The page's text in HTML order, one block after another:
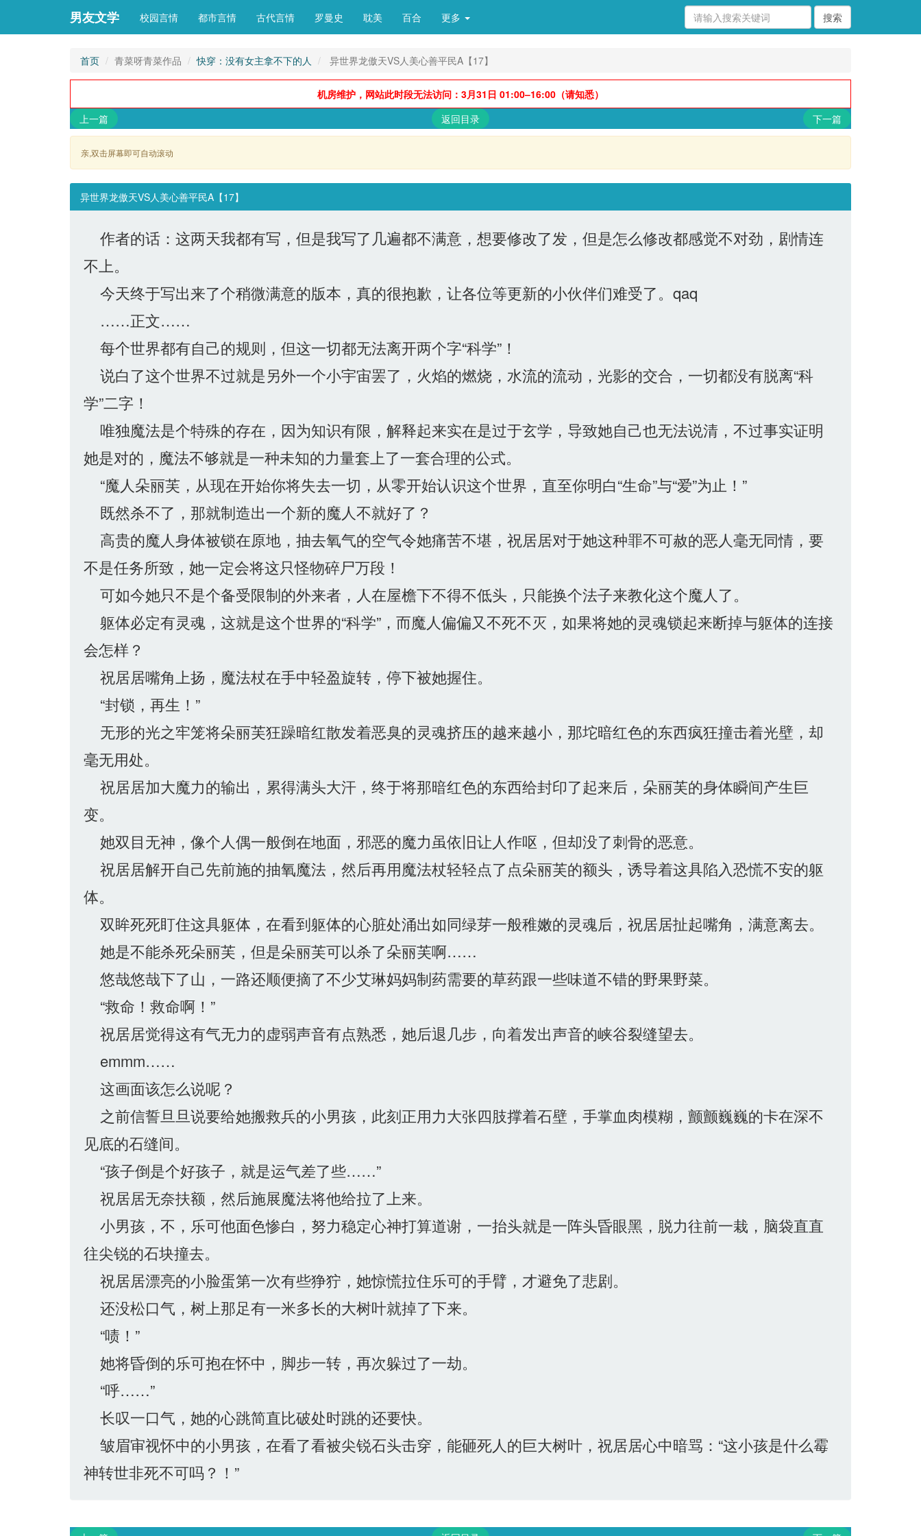
男友文学 校园言情 都市言情 古代言情 罗曼史 耽美 百合 更多
首页 青菜呀青菜作品 快穿：没有女主拿不下的人 异世界龙傲天VS人美心善平民A【17】
机房维护，网站此时段无法访问：3月31日 01:00–16:00（请知悉）
上一篇
返回目录 下一篇
亲,双击屏幕即可自动滚动
异世界龙傲天VS人美心善平民A【17】
作者的话：这两天我都有写，但是我写了几遍都不满意，想要修改了发，但是怎么修改都感觉不对劲，剧情连
不上。
今天终于写出来了个稍微满意的版本，真的很抱歉，让各位等更新的小伙伴们难受了。qaq
……正文……
每个世界都有自己的规则，但这一切都无法离开两个字“科学”！
说白了这个世界不过就是另外一个小宇宙罢了，火焰的燃烧，水流的流动，光影的交合，一切都没有脱离“科
学”二字！
唯独魔法是个特殊的存在，因为知识有限，解释起来实在是过于玄学，导致她自己也无法说清，不过事实证明
她是对的，魔法不够就是一种未知的力量套上了一套合理的公式。
“魔人朵丽芙，从现在开始你将失去一切，从零开始认识这个世界，直至你明白“生命”与“爱”为止！”
既然杀不了，那就制造出一个新的魔人不就好了？
高贵的魔人身体被锁在原地，抽去氧气的空气令她痛苦不堪，祝居居对于她这种罪不可赦的恶人毫无同情，要
不是任务所致，她一定会将这只怪物碎尸万段！
可如今她只不是个备受限制的外来者，人在屋檐下不得不低头，只能换个法子来教化这个魔人了。
躯体必定有灵魂，这就是这个世界的“科学”，而魔人偏偏又不死不灭，如果将她的灵魂锁起来断掉与躯体的连接
会怎样？
祝居居嘴角上扬，魔法杖在手中轻盈旋转，停下被她握住。
“封锁，再生！”
无形的光之牢笼将朵丽芙狂躁暗红散发着恶臭的灵魂挤压的越来越小，那坨暗红色的东西疯狂撞击着光壁，却
毫无用处。
祝居居加大魔力的输出，累得满头大汗，终于将那暗红色的东西给封印了起来后，朵丽芙的身体瞬间产生巨
变。
她双目无神，像个人偶一般倒在地面，邪恶的魔力虽依旧让人作呕，但却没了刺骨的恶意。
祝居居解开自己先前施的抽氧魔法，然后再用魔法杖轻轻点了点朵丽芙的额头，诱导着这具陷入恐慌不安的躯
体。
双眸死死盯住这具躯体，在看到躯体的心脏处涌出如同绿芽一般稚嫩的灵魂后，祝居居扯起嘴角，满意离去。
她是不能杀死朵丽芙，但是朵丽芙可以杀了朵丽芙啊……
悠哉悠哉下了山，一路还顺便摘了不少艾琳妈妈制药需要的草药跟一些味道不错的野果野菜。
“救命！救命啊！”
祝居居觉得这有气无力的虚弱声音有点熟悉，她后退几步，向着发出声音的峡谷裂缝望去。
emmm……
这画面该怎么说呢？
之前信誓旦旦说要给她搬救兵的小男孩，此刻正用力大张四肢撑着石壁，手掌血肉模糊，颤颤巍巍的卡在深不
见底的石缝间。
“孩子倒是个好孩子，就是运气差了些……”
祝居居无奈扶额，然后施展魔法将他给拉了上来。
小男孩，不，乐可他面色惨白，努力稳定心神打算道谢，一抬头就是一阵头昏眼黑，脱力往前一栽，脑袋直直
往尖锐的石块撞去。
祝居居漂亮的小脸蛋第一次有些狰狞，她惊慌拉住乐可的手臂，才避免了悲剧。
还没松口气，树上那足有一米多长的大树叶就掉了下来。
“啧！”
她将昏倒的乐可抱在怀中，脚步一转，再次躲过了一劫。
“呼……”
长叹一口气，她的心跳简直比破处时跳的还要快。
皱眉审视怀中的小男孩，在看了看被尖锐石头击穿，能砸死人的巨大树叶，祝居居心中暗骂：“这小孩是什么霉
神转世非死不可吗？！”